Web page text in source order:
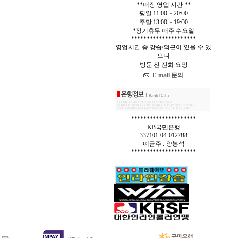
**매장 영업 시간 **
평일 11:00 ~ 20:00
주말 13:00 ~ 19:00
*정기휴무 매주 수요일
*********************
영업시간 중 강습/외근이 있을 수 있
으니
방문 전 전화 요망
E-mail 문의
*********************
KB국민은행
337101-04-012788
예금주 : 양봉석
*********************